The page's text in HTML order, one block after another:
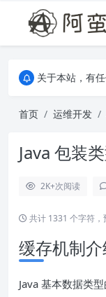
关于本站，有
关于本站，有
首页
运维开发
Java 包装
2K+次阅读
共计 1331 个字符，
缓存机制介
Java 基本数据类型